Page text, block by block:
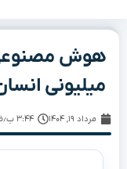
هوش مصنوعی
میلیونی
مرداد ۱۹, ۱۴۰۴ ۳:۴۴ ب٫ظ